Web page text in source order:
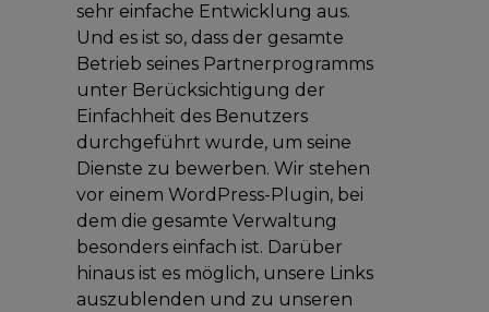
sehr einfache Entwicklung aus.
Und es ist so, dass der gesamte
Betrieb seines Partnerprogramms
unter Berücksichtigung der
Einfachheit des Benutzers
durchgeführt wurde, um seine
Dienste zu bewerben. Wir stehen
vor einem WordPress-Plugin, bei
dem die gesamte Verwaltung
besonders einfach ist. Darüber
hinaus ist es möglich, unsere Links
auszublenden und zu unseren